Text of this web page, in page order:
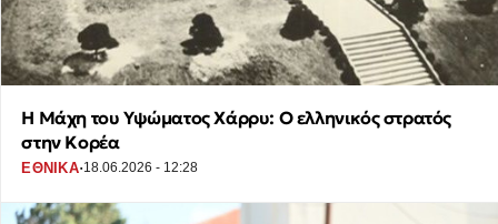
Η Μάχη του Υψώματος Χάρρυ: Ο ελληνικός στρατός
στην Κορέα
ΕΘΝΙΚΑ·18.06.2026 - 12:28